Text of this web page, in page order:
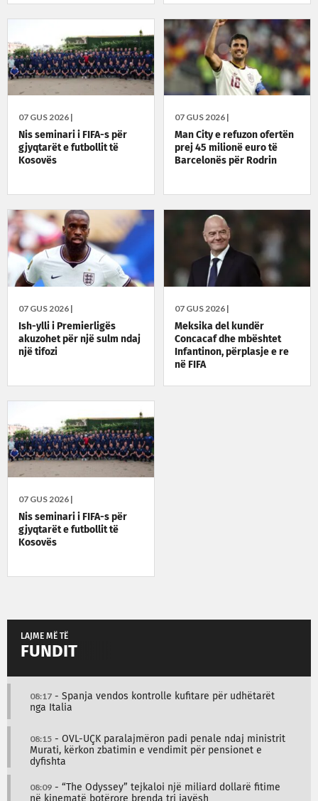
07 GUS 2026 |
Nis seminari i FIFA-s për
gjyqtarët e futbollit të
Kosovës
07 GUS 2026 |
Man City e refuzon ofertën
prej 45 milionë euro të
Barcelonës për Rodrin
07 GUS 2026 |
Ish-ylli i Premierligës
akuzohet për një sulm ndaj
një tifozi
07 GUS 2026 |
Meksika del kundër
Concacaf dhe mbështet
Infantinon, përplasje e re
në FIFA
07 GUS 2026 |
Nis seminari i FIFA-s për
gjyqtarët e futbollit të
Kosovës
LAJME MË TË
FUNDIT
08:17 - Spanja vendos kontrolle kufitare për udhëtarët
nga Italia
08:15 - OVL-UÇK paralajmëron padi penale ndaj ministrit
Murati, kërkon zbatimin e vendimit për pensionet e
dyfishta
08:09 - “The Odyssey” tejkaloi një miliard dollarë fitime